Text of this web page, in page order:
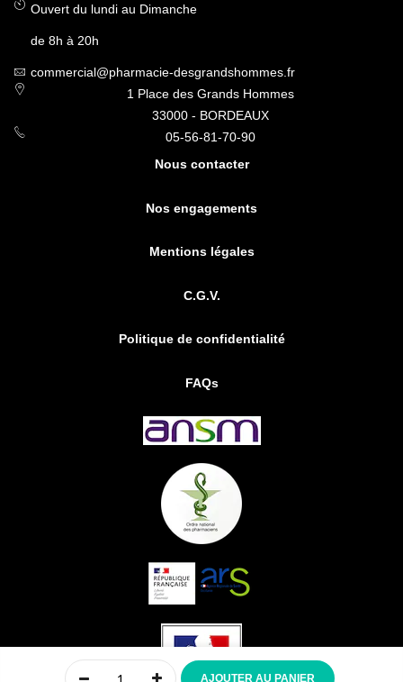
Ouvert du lundi au Dimanche
de 8h à 20h
commercial@pharmacie-desgrandshommes.fr
1 Place des Grands Hommes
33000 - BORDEAUX
05-56-81-70-90
Nous contacter
Nos engagements
Mentions légales
C.G.V.
Politique de confidentialité
FAQs
AJOUTER AU PANIER